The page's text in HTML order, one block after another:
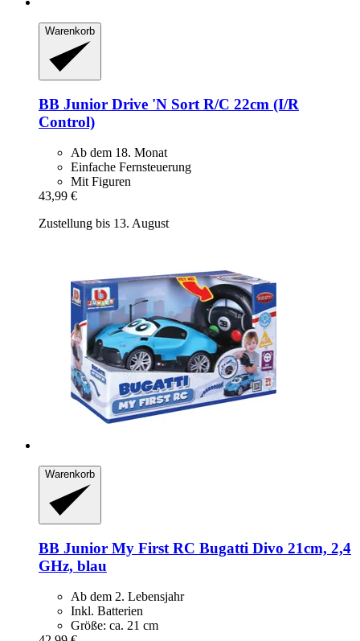
Warenkorb
BB Junior Drive 'N Sort R/C 22cm (I/R
Control)
Ab dem 18. Monat
Einfache Fernsteuerung
Mit Figuren
43,99 €
Zustellung bis 13. August
Warenkorb
BB Junior My First RC Bugatti Divo 21cm, 2,4
GHz, blau
Ab dem 2. Lebensjahr
Inkl. Batterien
Größe: ca. 21 cm